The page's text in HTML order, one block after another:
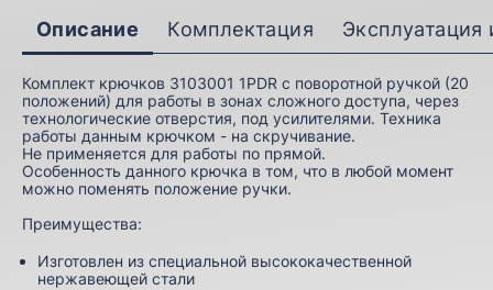
Описание Комплектация
Комплект крючков 3103001 1PDR с поворотной ручкой (20
положений) для работы в зонах сложного доступа, через
технологические отверстия, под усилителями. Техника
работы данным крючком - на скручивание.
Не применяется для работы по прямой.
Особенность данного крючка в том, что в любой момент
можно поменять положение ручки.
Преимущества:
Изготовлен из специальной высококачественной
нержавеющей стали